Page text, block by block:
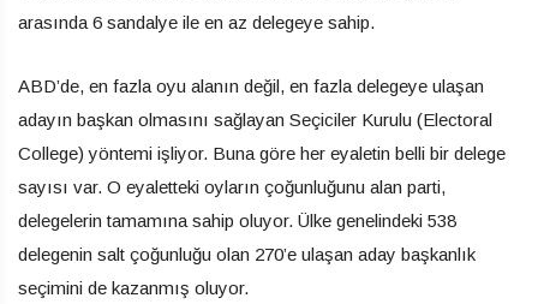
arasında 6 sandalye ile en az delegeye sahip.
ABD’de, en fazla oyu alanın değil, en fazla delegeye ulaşan
adayın başkan olmasını sağlayan Seçiciler Kurulu (Electoral
College) yöntemi işliyor. Buna göre her eyaletin belli bir delege
sayısı var. O eyaletteki oyların çoğunluğunu alan parti,
delegelerin tamamına sahip oluyor. Ülke genelindeki 538
delegenin salt çoğunluğu olan 270’e ulaşan aday başkanlık
seçimini de kazanmış oluyor.